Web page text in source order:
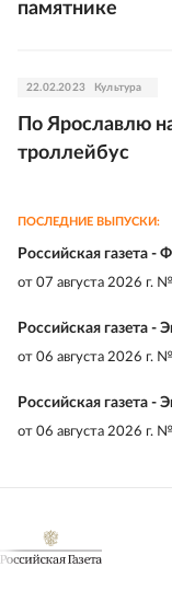
памятнике
22.02.2023 Культура
По Ярославлю
троллейбус
ПОСЛЕДНИЕ ВЫПУСКИ:
Российская газета -
от 07 августа 2026 г.
Российская газета -
от 06 августа 2026 г.
Российская газета
от 06 августа 2026 г.